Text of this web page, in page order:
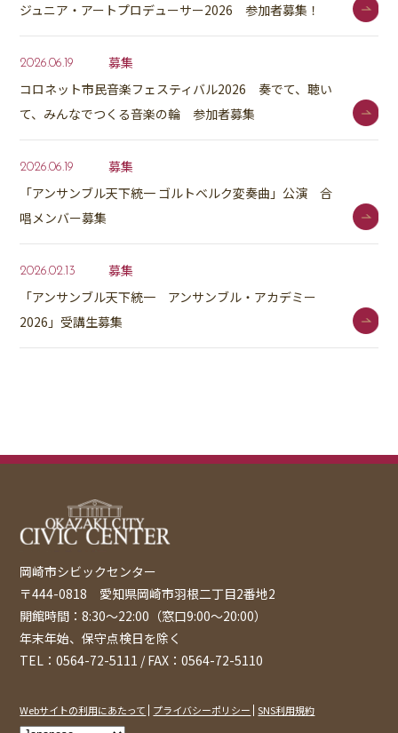
ジュニア・アートプロデューサー2026 参加者募集！
2026.06.19
募集
コロネット市民音楽フェスティバル2026 奏でて、聴い
て、みんなでつくる音楽の輪 参加者募集
2026.06.19
募集
「アンサンブル天下統一 ゴルトベルク変奏曲」公演 合
唱メンバー募集
2026.02.13
募集
「アンサンブル天下統一 アンサンブル・アカデミー
2026」受講生募集
岡崎市シビックセンター
〒444-0818 愛知県岡崎市羽根二丁目2番地2
開館時間：8:30〜22:00（窓口9:00～20:00）
年末年始、保守点検日を除く
TEL：0564-72-5111 / FAX：0564-72-5110
Webサイトの利用にあたって プライバシーポリシー SNS利用規約